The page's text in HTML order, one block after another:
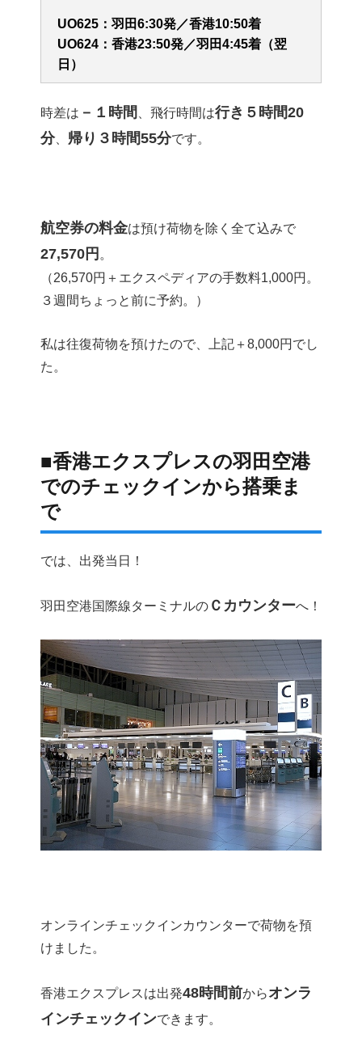
UO625：羽田6:30発／香港10:50着
UO624：香港23:50発／羽田4:45着（翌
日）
時差は －１時間 、飛行時間は行き５時間20
分、 帰り３時間55分です。
航空券の料金は預け荷物を除く全て込みで
27,570円 。
（26,570円＋エクスペディアの手数料1,000円。
３週間ちょっと前に予約。）
私は往復荷物を預けたので、上記＋8,000円でし
た。
■香港エクスプレスの羽田空港
でのチェックインから搭乗ま
で
では、出発当日！
羽田空港国際線ターミナルの Ｃカウンターへ！
オンラインチェックインカウンターで荷物を預
けました。
香港エクスプレスは出発48時間前からオンラ
インチェックインできます。